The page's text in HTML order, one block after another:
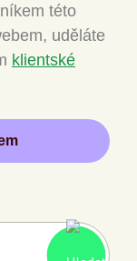
této
uděláte
klientské